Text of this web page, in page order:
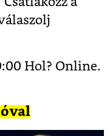
Hol? Online.